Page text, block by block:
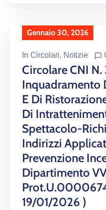
Gennaio 30, 2026
In Circolari‚ Notizie
Circolare CNI N.
Inquadramento
E Di
Di
Spettacolo-
Indirizzi
Prevenzione
Dipartimento
19/01/2026 )